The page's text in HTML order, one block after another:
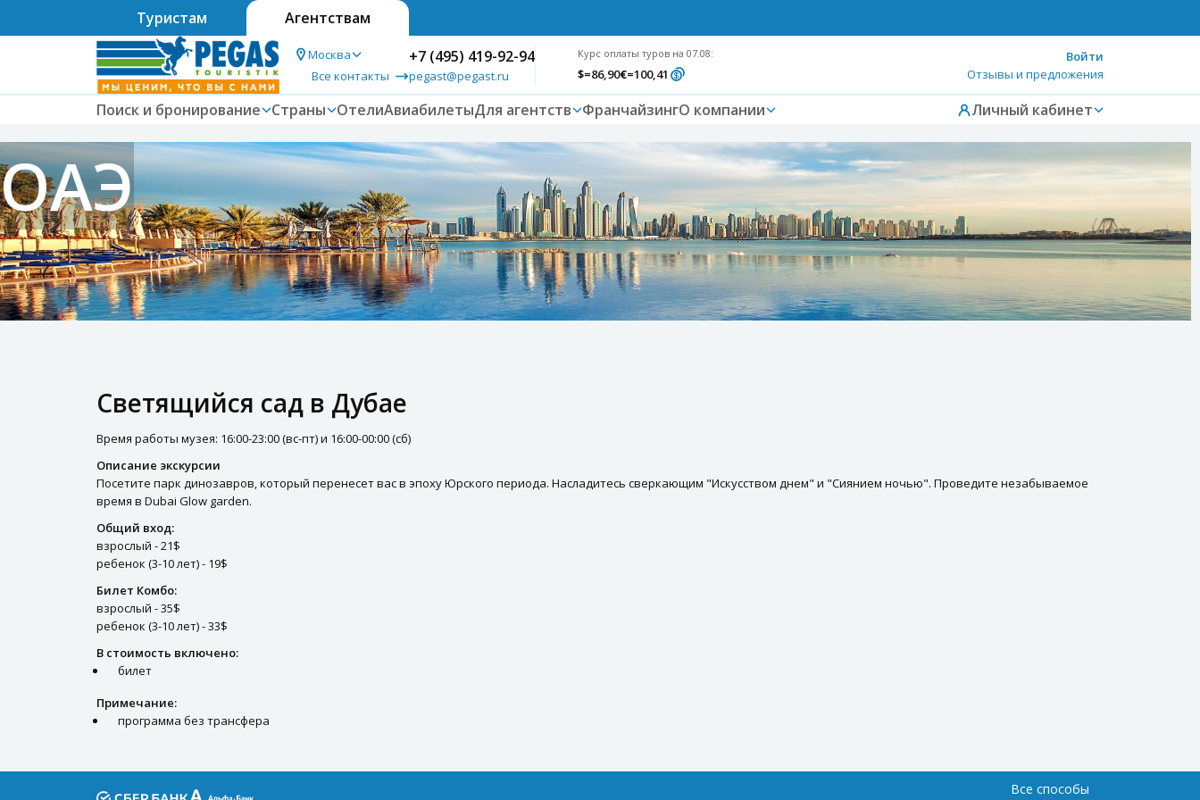
Туристам Агентствам
Москва
Все контакты
+7 (495) 419-92-94
pegast@pegast.ru
Курс оплаты туров на 07.08:
$=86,90€=100,41
Войти
Отзывы и предложения
Поиск и бронирование Страны ОтелиАвиабилетыДля агентств ФранчайзингО компании Личный кабинет
ОАЭ
Светящийся сад в Дубае
Время работы музея: 16:00-23:00 (вс-пт) и 16:00-00:00 (сб)
Описание экскурсии
Посетите парк динозавров, который перенесет вас в эпоху Юрского периода. Насладитесь сверкающим "Искусством днем" и "Сиянием ночью". Проведите незабываемое
время в Dubai Glow garden.
Общий вход:
взрослый - 21$
ребенок (3-10 лет) - 19$
Билет Комбо:
взрослый - 35$
ребенок (3-10 лет) - 33$
В стоимость включено:
билет
Примечание:
программа без трансфера
Все способы